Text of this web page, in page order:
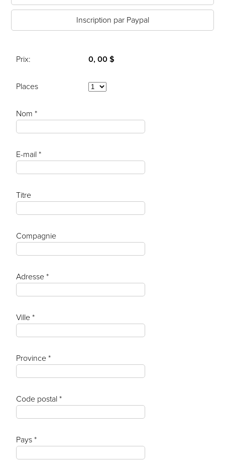
Inscription par Paypal
Prix: 0, 00 $
Places
Nom *
E-mail *
Titre
Compagnie
Adresse *
Ville *
Province *
Code postal *
Pays *